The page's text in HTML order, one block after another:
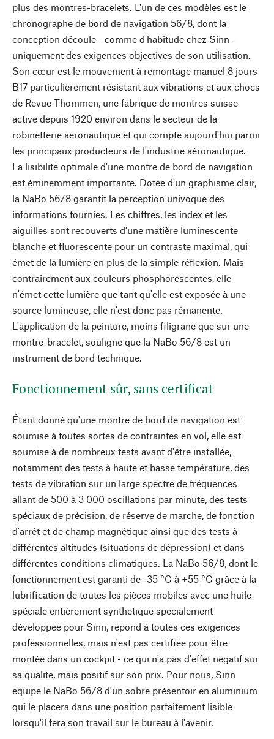
plus des montres-bracelets. L'un de ces modèles est le
chronographe de bord de navigation 56/8, dont la
conception découle - comme d'habitude chez Sinn -
uniquement des exigences objectives de son utilisation.
Son cœur est le mouvement à remontage manuel 8 jours
B17 particulièrement résistant aux vibrations et aux chocs
de Revue Thommen, une fabrique de montres suisse
active depuis 1920 environ dans le secteur de la
robinetterie aéronautique et qui compte aujourd'hui parmi
les principaux producteurs de l'industrie aéronautique.
La lisibilité optimale d'une montre de bord de navigation
est éminemment importante. Dotée d'un graphisme clair,
la NaBo 56/8 garantit la perception univoque des
informations fournies. Les chiffres, les index et les
aiguilles sont recouverts d'une matière luminescente
blanche et fluorescente pour un contraste maximal, qui
émet de la lumière en plus de la simple réflexion. Mais
contrairement aux couleurs phosphorescentes, elle
n'émet cette lumière que tant qu'elle est exposée à une
source lumineuse, elle n'est donc pas rémanente.
L'application de la peinture, moins filigrane que sur une
montre-bracelet, souligne que la NaBo 56/8 est un
instrument de bord technique.
Fonctionnement sûr, sans certificat
Étant donné qu'une montre de bord de navigation est
soumise à toutes sortes de contraintes en vol, elle est
soumise à de nombreux tests avant d'être installée,
notamment des tests à haute et basse température, des
tests de vibration sur un large spectre de fréquences
allant de 500 à 3 000 oscillations par minute, des tests
spéciaux de précision, de réserve de marche, de fonction
d'arrêt et de champ magnétique ainsi que des tests à
différentes altitudes (situations de dépression) et dans
différentes conditions climatiques. La NaBo 56/8, dont le
fonctionnement est garanti de -35 °C à +55 °C grâce à la
lubrification de toutes les pièces mobiles avec une huile
spéciale entièrement synthétique spécialement
développée pour Sinn, répond à toutes ces exigences
professionnelles, mais n'est pas certifiée pour être
montée dans un cockpit - ce qui n'a pas d'effet négatif sur
sa qualité, mais positif sur son prix. Pour nous, Sinn
équipe le NaBo 56/8 d'un sobre présentoir en aluminium
qui le placera dans une position parfaitement lisible
lorsqu'il fera son travail sur le bureau à l'avenir.